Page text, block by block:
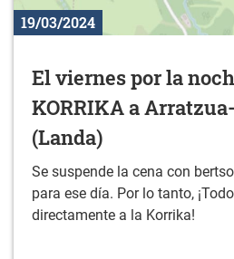
19/03/2024
El viernes por la
KORRIKA a
(Landa)
Se suspende la cena con
para ese día. Por lo tanto,
directamente a la Korrika!